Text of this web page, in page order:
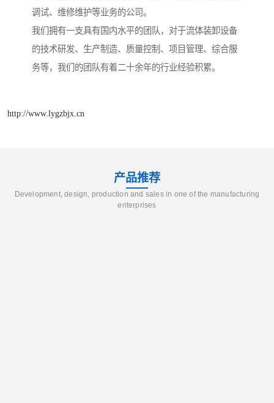
调试、维修维护等业务的公司。
我们拥有一支具有国内水平的团队，对于流体装卸设备
的技术研发、生产制造、质量控制、项目管理、综合服
务等，我们的团队有着二十余年的行业经验积累。
http://www.lygzbjx.cn
产品推荐
Development, design, production and sales in one of the manufacturing
enterprises